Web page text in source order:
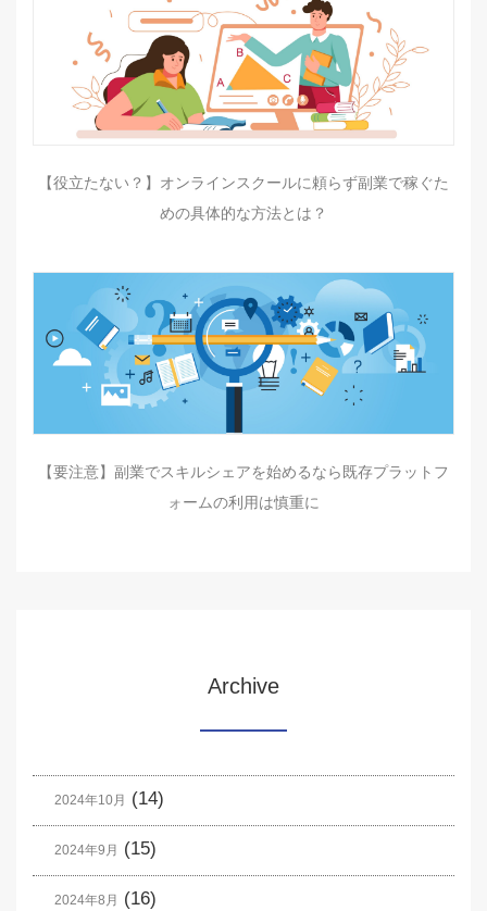
【役立たない？】オンラインスクールに頼らず副業で稼ぐた
めの具体的な方法とは？
【要注意】副業でスキルシェアを始めるなら既存プラットフ
ォームの利用は慎重に
Archive
2024年10月 (14)
2024年9月 (15)
2024年8月 (16)